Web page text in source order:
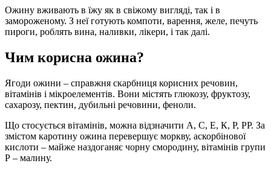
Ожину вживають в їжу як в свіжому вигляді, так і в
замороженому. З неї готують компоти, варення, желе, печуть
пироги, роблять вина, наливки, лікери, і так далі.
Чим корисна ожина?
Ягоди ожини – справжня скарбниця корисних речовин,
вітамінів і мікроелементів. Вони містять глюкозу, фруктозу,
сахарозу, пектин, дубильні речовини, феноли.
Що стосується вітамінів, можна відзначити А, С, Е, К, Р, РР. За
змістом каротину ожина перевершує моркву, аскорбінової
кислоти – майже наздоганяє чорну смородину, вітамінів групи
Р – малину.